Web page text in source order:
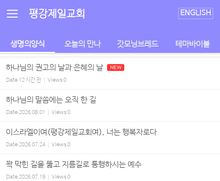
평강제일교회 ENGLISH
생명의양식 오늘의 만나 갓모닝브레드 테마바이블
하나님의 권고의 날과 은혜의 날 NEW
Date 12 시간 전 Views0
하나님의 말씀에는 오직 한 길
Date2026.08.01 Views0
이스라엘이여(평강제일교회여), 너는 행복자로다
Date2026.07.24 Views0
꽉 막힌 길을 뚫고 지름길로 통행하시는 예수
Date2026.07.19 Views0